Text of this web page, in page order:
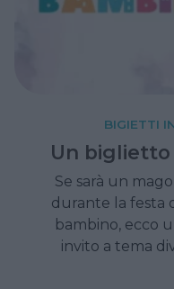
BIGIETTI
Un biglietto
Se sarà un
durante la festa
bambino, ecco
invito a tema